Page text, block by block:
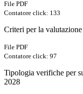
File PDF
Contatore click: 133
Criteri per la
File PDF
Contatore click: 97
Tipologia verifiche per
2028